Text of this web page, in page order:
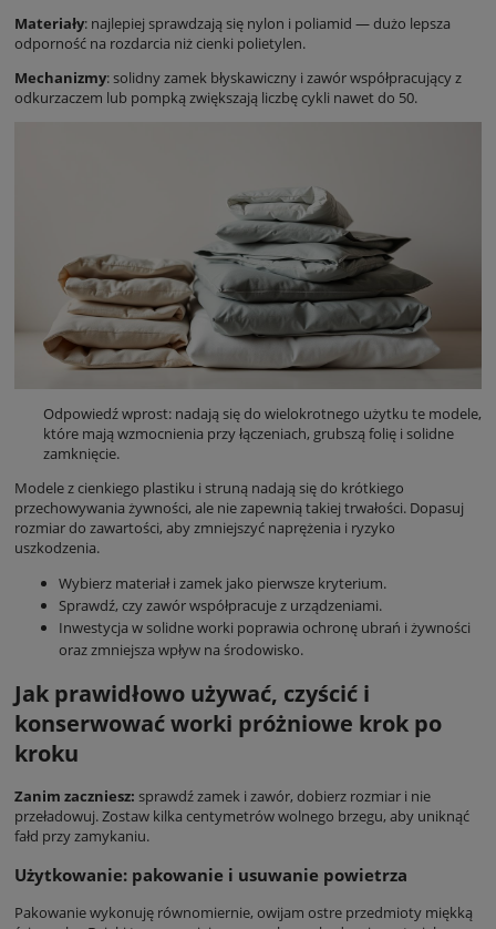
Materiały: najlepiej sprawdzają się nylon i poliamid — dużo lepsza
odporność na rozdarcia niż cienki polietylen.
Mechanizmy: solidny zamek błyskawiczny i zawór współpracujący z
odkurzaczem lub pompką zwiększają liczbę cykli nawet do 50.
Odpowiedź wprost: nadają się do wielokrotnego użytku te modele,
które mają wzmocnienia przy łączeniach, grubszą folię i solidne
zamknięcie.
Modele z cienkiego plastiku i struną nadają się do krótkiego
przechowywania żywności, ale nie zapewnią takiej trwałości. Dopasuj
rozmiar do zawartości, aby zmniejszyć naprężenia i ryzyko
uszkodzenia.
Wybierz materiał i zamek jako pierwsze kryterium.
Sprawdź, czy zawór współpracuje z urządzeniami.
Inwestycja w solidne worki poprawia ochronę ubrań i żywności
oraz zmniejsza wpływ na środowisko.
Jak prawidłowo używać, czyścić i
konserwować worki próżniowe krok po
kroku
Zanim zaczniesz: sprawdź zamek i zawór, dobierz rozmiar i nie
przeładowuj. Zostaw kilka centymetrów wolnego brzegu, aby uniknąć
fałd przy zamykaniu.
Użytkowanie: pakowanie i usuwanie powietrza
Pakowanie wykonuję równomiernie, owijam ostre przedmioty miękką